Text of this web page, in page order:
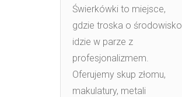
Świerkówki to miejsce,
gdzie troska o środowisko
idzie w parze z
profesjonalizmem.
Oferujemy skup złomu,
makulatury, metali